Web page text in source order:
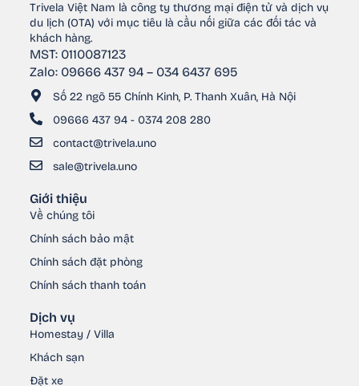
Trivela Việt Nam là công ty thương mại điện tử và dịch vụ
du lịch (OTA) với mục tiêu là cầu nối giữa các đối tác và
khách hàng.
MST: 0110087123
Zalo: 09666 437 94 – 034 6437 695
Số 22 ngõ 55 Chính Kinh, P. Thanh Xuân, Hà Nội
09666 437 94 - 0374 208 280
contact@trivela.uno
sale@trivela.uno
Giới thiệu
Về chúng tôi
Chính sách bảo mật
Chính sách đặt phòng
Chính sách thanh toán
Dịch vụ
Homestay / Villa
Khách sạn
Đặt xe